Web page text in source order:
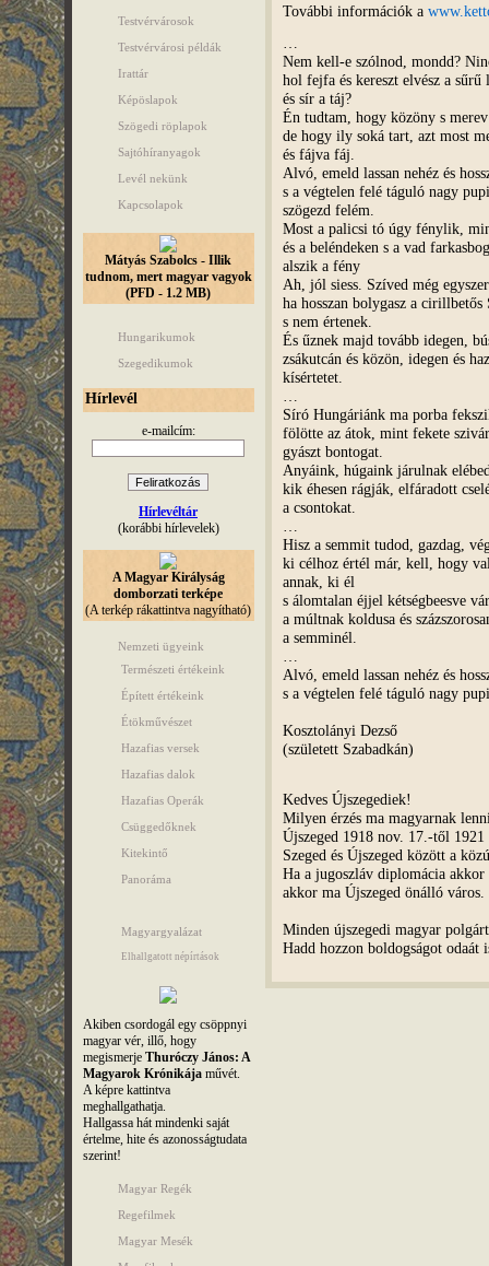
Testvérvárosok
Testvérvárosi példák
Irattár
Képöslapok
Szögedi röplapok
Sajtóhíranyagok
Levél nekünk
Kapcsolapok
Mátyás Szabolcs - Illik
tudnom, mert magyar vagyok
(PFD - 1.2 MB)
Hungarikumok
Szegedikumok
Hírlevél
e-mailcím:
Hírlevéltár
(korábbi hírlevelek)
A Magyar Királyság
domborzati terképe
(A terkép rákattintva nagyítható)
Nemzeti ügyeink
Természeti értékeink
Épített értékeink
Étökművészet
Hazafias versek
Hazafias dalok
Hazafias Operák
Csüggedőknek
Kitekintő
Panoráma
Magyargyalázat
Elhallgatott népírtások
Akiben csordogál egy csöppnyi
magyar vér, illő, hogy
megismerje Thuróczy János: A
Magyarok Krónikájaművét.
A képre kattintva
meghallgathatja.
Hallgassa hát mindenki saját
értelme, hite és azonosságtudata
szerint!
Magyar Regék
Regefilmek
Magyar Mesék
További információk a
Nem kell-e szólnod, mondd?
hol fejfa és kereszt elvész a sűrű
és sír a táj?
Én tudtam, hogy közöny s
de hogy ily soká tart, azt most
és fájva fáj.
Alvó, emeld lassan nehéz és
s a végtelen felé táguló nagy
szögezd felém.
Most a palicsi tó úgy fénylik,
és a beléndeken s a vad
alszik a fény
Ah, jól siess. Szíved még
ha hosszan bolygasz a cirillbetős
s nem értenek.
És űznek majd tovább idegen,
zsákutcán és közön, idegen és
kísértetet.
Síró Hungáriánk ma porba
fölötte az átok, mint fekete
gyászt bontogat.
Anyáink, húgaink járulnak
kik éhesen rágják, elfáradott
a csontokat.
Hisz a semmit tudod, gazdag,
ki célhoz értél már, kell, hogy
annak, ki él
s álomtalan éjjel kétségbeesve
a múltnak koldusa és
a semminél.
Alvó, emeld lassan nehéz és
s a végtelen felé táguló nagy
Kosztolányi Dezső
(született Szabadkán)
Kedves Újszegediek!
Milyen érzés ma magyarnak
Újszeged 1918 nov. 17.-től
Szeged és Újszeged között a
Ha a jugoszláv diplomácia
akkor ma Újszeged önálló
Minden újszegedi magyar
Hadd hozzon boldogságot